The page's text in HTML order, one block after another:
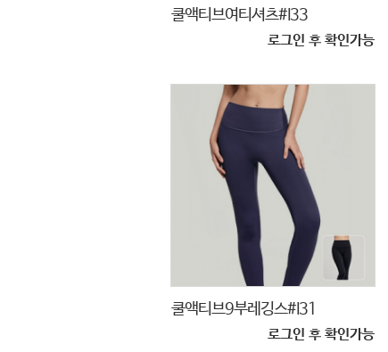
쿨액티브여티셔츠#I33
로그인 후 확인가능
쿨액티브9부레깅스#I31
로그인 후 확인가능